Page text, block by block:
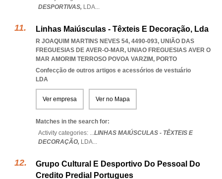
DESPORTIVAS, LDA...
Linhas Maiúsculas - Têxteis E Decoração, Lda
R JOAQUIM MARTINS NEVES 54, 4490-093, UNIÃO DAS
FREGUESIAS DE AVER-O-MAR, UNIAO FREGUESIAS AVER O
MAR AMORIM TERROSO POVOA VARZIM, PORTO
Confecção de outros artigos e acessórios de vestuário
LDA
Ver empresa Ver no Mapa
Matches in the search for:
Activity categories: ...LINHAS MAIÚSCULAS - TÊXTEIS E
DECORAÇÃO, LDA...
Grupo Cultural E Desportivo Do Pessoal Do
Credito Predial Portugues